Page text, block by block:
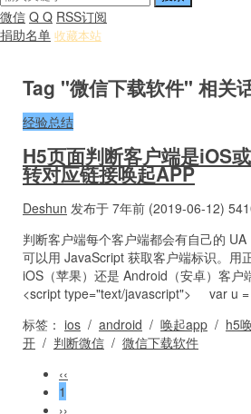
微信 Q Q RSS订阅
捐助名单 收藏本站
Tag "微信下载软件" 相关
经验总结
H5页面判断客户端是iOS
转对应链接唤起APP
Deshun 发布于 7年前 (2019-06-12)
判断客户端每个客户端都会有自己的 UA
可以用 JavaScript 获取客户端标识。用
iOS（苹果）还是 Android（安卓）客户
<script type="text/javascript"> var u =
标签： ios / android / 唤起app / h5
开 / 判断微信 / 微信下载软件
‹‹
1
››